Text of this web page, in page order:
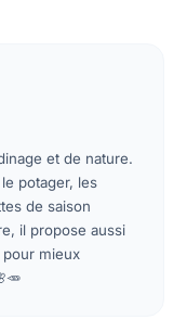
et de nature.
potager, les
de saison
il propose aussi
mieux